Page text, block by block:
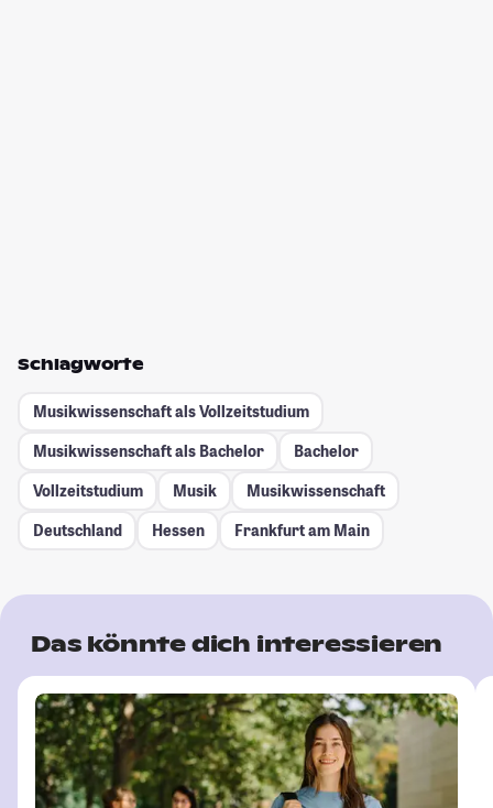
Schlagworte
Musikwissenschaft als Vollzeitstudium
Musikwissenschaft als Bachelor
Bachelor
Vollzeitstudium
Musik
Musikwissenschaft
Deutschland
Hessen Frankfurt am Main
Das könnte dich interessieren